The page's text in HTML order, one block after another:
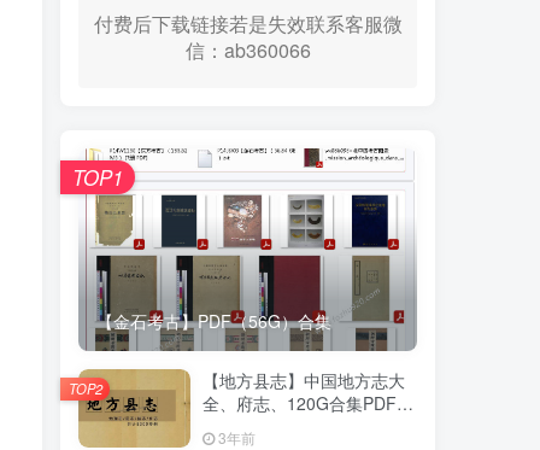
付费后下载链接若是失效联系客服微
信：ab360066
【金石考古】PDF（56G）合集
TOP1
【地方县志】中国地方志大
全、府志、120G合集PDF高
清下载
3年前
TOP2